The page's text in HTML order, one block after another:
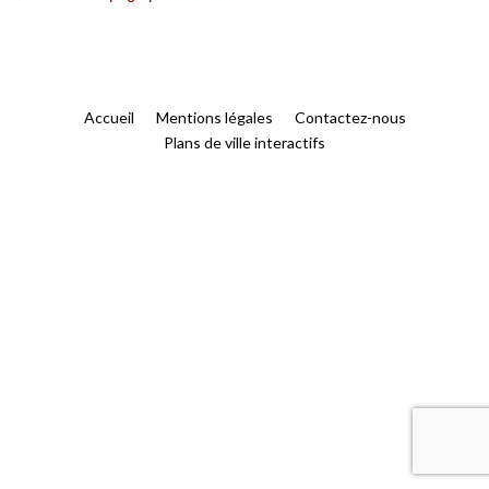
Accueil Mentions légales
Contactez-nous
Plans de ville interactifs